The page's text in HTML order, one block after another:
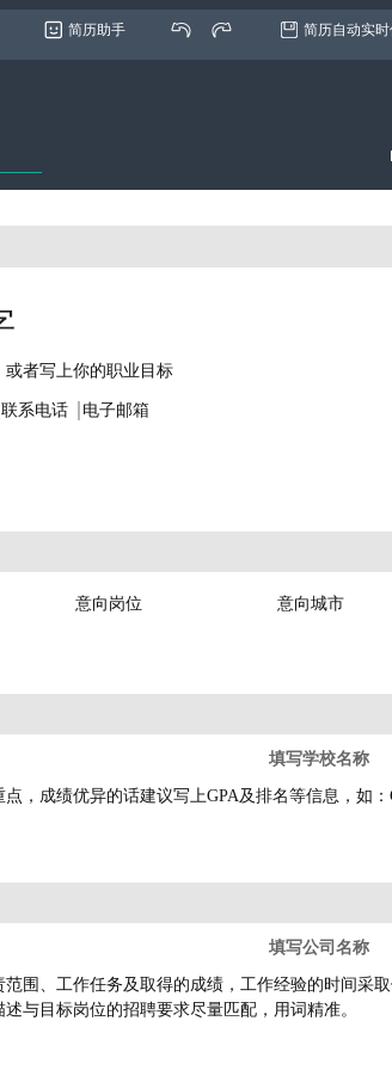
简历助手 简历自动实